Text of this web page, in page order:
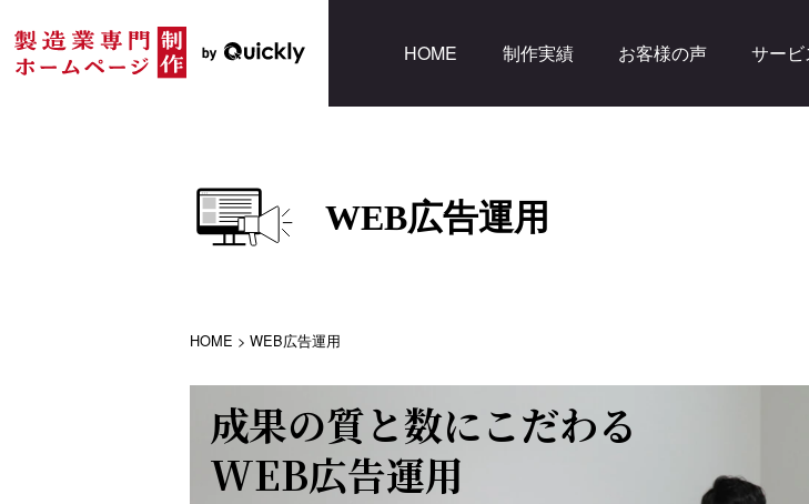
HOME 制作実績 お客様の声 サー
WEB広告運用
HOME > WEB広告運用
成果の質と数にこだわる
WEB広告運用